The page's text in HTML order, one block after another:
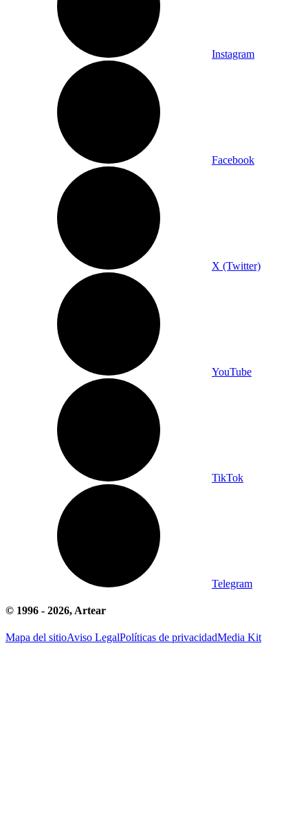
Instagram
Facebook
X (Twitter)
YouTube
TikTok
Telegram
© 1996 - 2026, Artear
Mapa del sitioAviso LegalPolíticas de privacidadMedia Kit